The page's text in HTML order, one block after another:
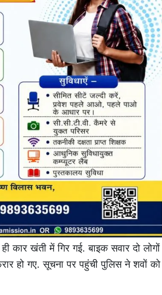
कार खंती में गिर गई.बाइक सवार दो लोगों
हो गए. सूचना पर पहुंची पुलिस ने शवों को